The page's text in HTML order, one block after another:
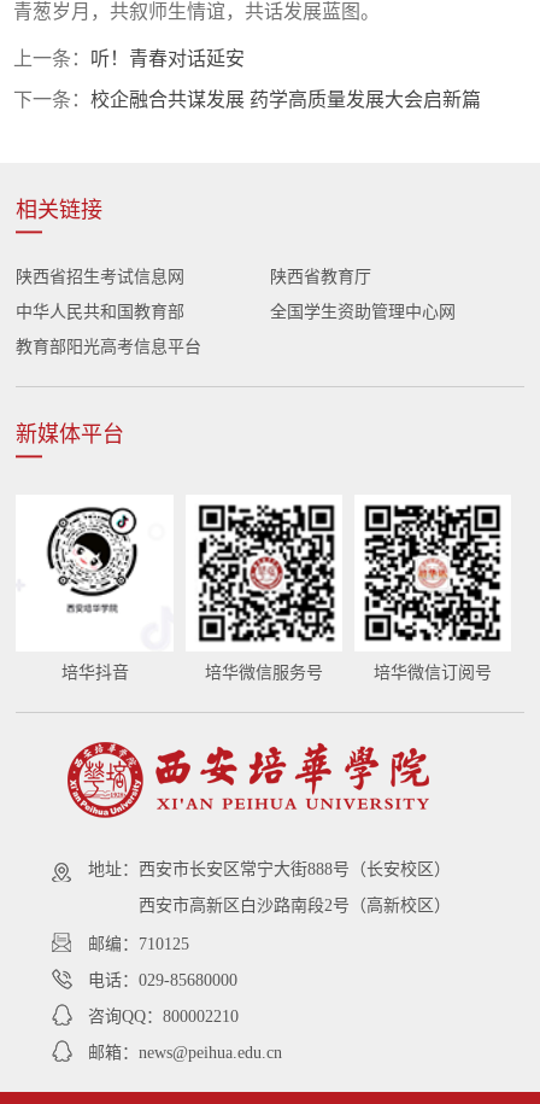
青葱岁月，共叙师生情谊，共话发展蓝图。
上一条：
听！青春对话延安
下一条：校企融合共谋发展 药学高质量发展大会启新篇
相关链接
陕西省招生考试信息网
陕西省教育厅
中华人民共和国教育部
全国学生资助管理中心网
教育部阳光高考信息平台
新媒体平台
培华抖音 培华微信服务号 培华微信订阅号
地址： 西安市长安区常宁大街888号（长安校区）
西安市高新区白沙路南段2号（高新校区）
邮编：710125
电话：029-85680000
咨询QQ：800002210
邮箱：news@peihua.edu.cn